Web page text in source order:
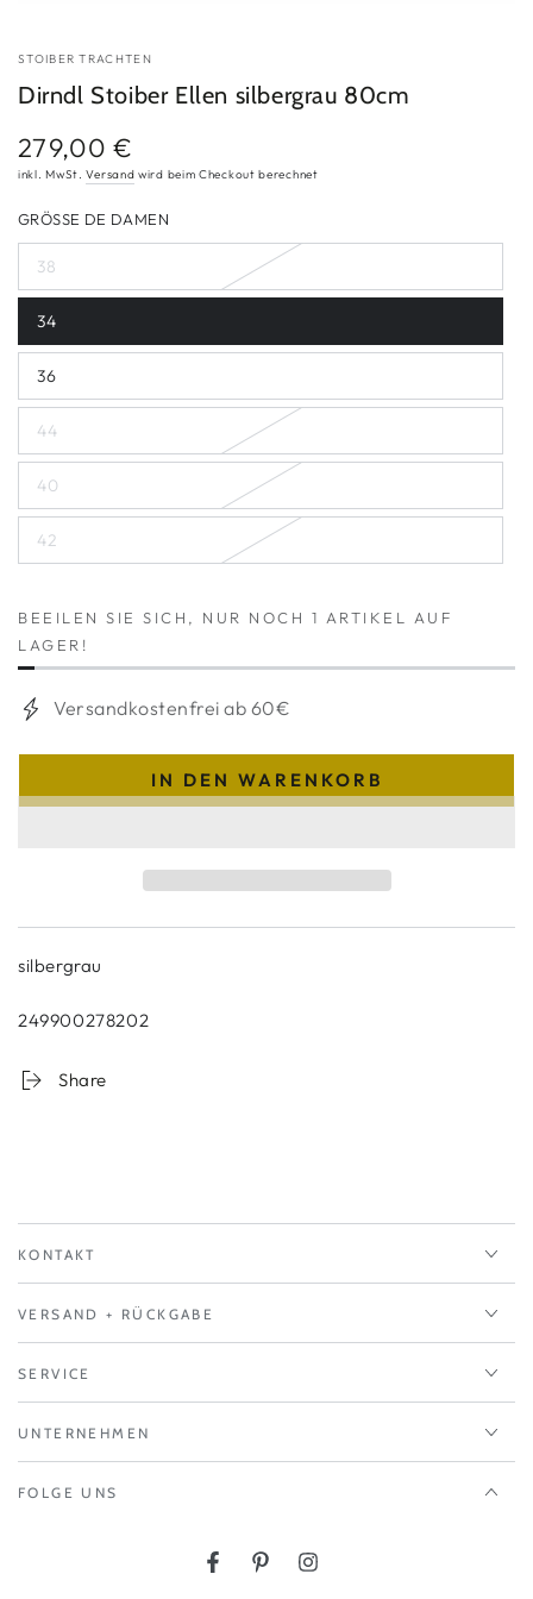
STOIBER TRACHTEN
Dirndl Stoiber Ellen silbergrau 80cm
Regulärer
Preis
279,00 €
inkl. MwSt.Versand wird beim Checkout berechnet
GRÖSSE DE DAMEN
38
Variante
ausverkauft
nicht
verfügbar
34
Variante
ausverkauft
nicht
verfügbar
36
Variante
ausverkauft
nicht
verfügbar
44
Variante
ausverkauft
nicht
verfügbar
40
Variante
ausverkauft
nicht
verfügbar
42
Variante
ausverkauft
verfügbar
BEEILEN SIE SICH, NUR NOCH 1 ARTIKEL AUF
LAGER!
Versandkostenfrei ab 60€
IN DEN WARENKORB
silbergrau
249900278202
Share
KONTAKT
VERSAND + RÜCKGABE
SERVICE
UNTERNEHMEN
FOLGE UNS
FacebookPinterestInstagram